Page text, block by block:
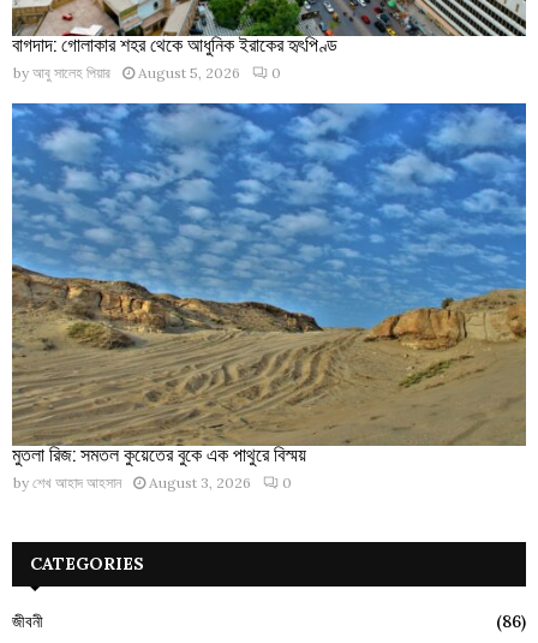
বাগদাদ: গোলাকার শহর থেকে আধুনিক ইরাকের হৃৎপিণ্ড
by আবু সালেহ পিয়ার August 5, 2026 0
মুতলা রিজ: সমতল কুয়েতের বুকে এক পাথুরে বিস্ময়
by শেখ আহাদ আহসান August 3, 2026 0
CATEGORIES
জীবনী
(86)